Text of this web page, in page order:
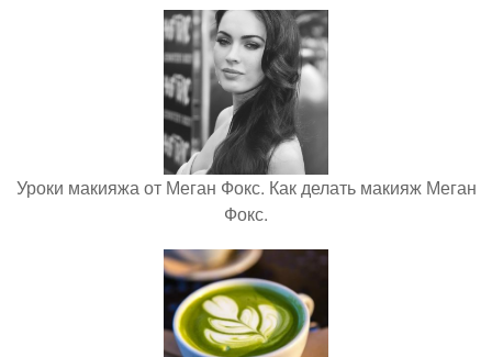
Уроки макияжа от Меган Фокс. Как делать макияж Меган
Фокс.